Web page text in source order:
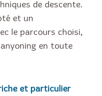
de descente.
et un
le parcours choisi,
en toute
et particulier